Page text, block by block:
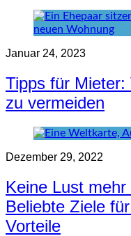
Januar 24, 2023
Tipps für
zu vermeiden
Dezember 29, 2022
Keine Lust
Beliebte Ziele
Vorteile